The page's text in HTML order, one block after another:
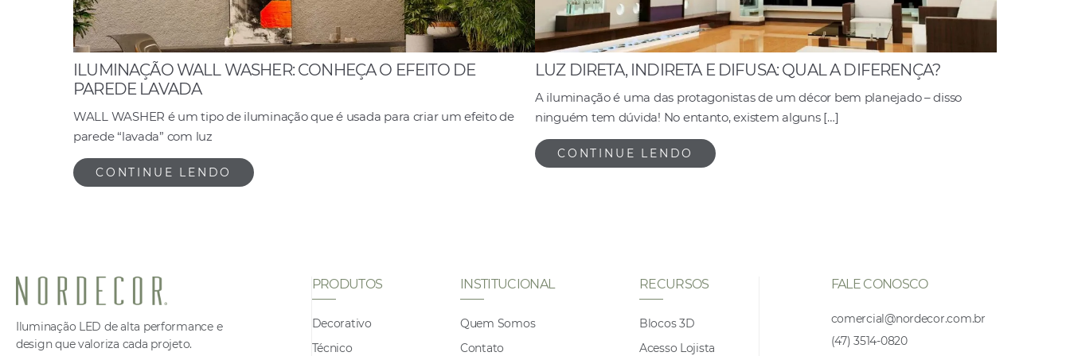
ILUMINAÇÃO WALL WASHER: CONHEÇA O EFEITO DE
PAREDE LAVADA
WALL WASHER é um tipo de iluminação que é usada para criar um efeito de
parede “lavada” com luz
CONTINUE LENDO
LUZ DIRETA, INDIRETA E DIFUSA: QUAL A DIFERENÇA?
A iluminação é uma das protagonistas de um décor bem planejado – disso
ninguém tem dúvida! No entanto, existem alguns […]
CONTINUE LENDO
Iluminação LED de alta performance e
design que valoriza cada projeto.
PRODUTOS
Decorativo
Técnico
INSTITUCIONAL
Quem Somos
Contato
RECURSOS
Blocos 3D
Acesso Lojista
FALE CONOSCO
comercial@nordecor.com.br
(47) 3514-0820